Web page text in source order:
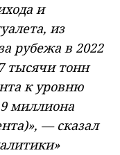
и
из
рубежа в 2022
тысячи тонн
к уровню
миллиона
— сказал